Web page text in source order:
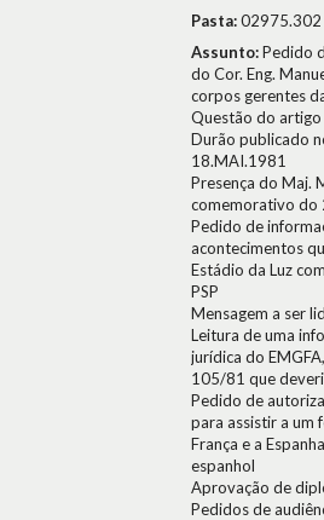
Pasta:02975.302
Assunto:Pedido
do Cor. Eng.
corpos gerentes
Questão do
Durão publicado
18.MAI.1981
Presença do Maj.
comemorativo do
Pedido de
acontecimentos
Estádio da Luz
PSP
Mensagem a ser
Leitura de uma
jurídica do
105/81 que
Pedido de
para assistir a um
França e a
espanhol
Aprovação de
Pedidos de